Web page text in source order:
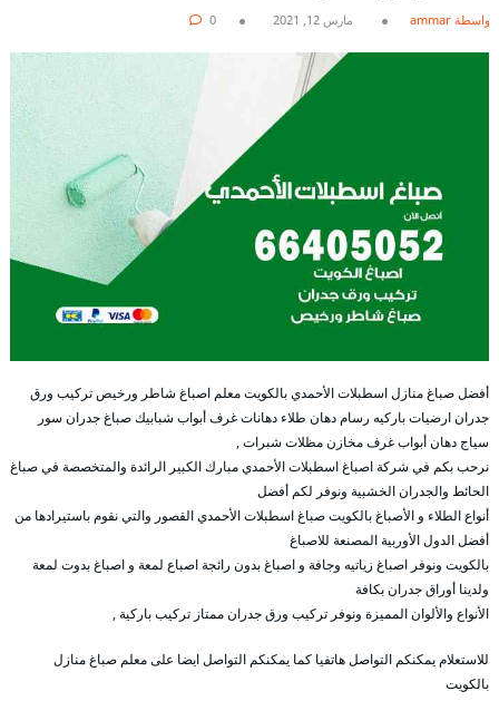
بواسطة ammar مارس 12, 2021 0
أفضل صباغ منازل اسطبلات الأحمدي بالكويت معلم اصباغ شاطر ورخيص تركيب ورق
جدران ارضيات باركيه رسام دهان طلاء دهانات غرف أبواب شبابيك صباغ جدران سور
سياج دهان أبواب غرف مخازن مظلات شبرات ,
نرحب بكم في شركة اصباغ اسطبلات الأحمدي مبارك الكبير الرائدة والمتخصصة في صباغ
الحائط والجدران الخشبية ونوفر لكم أفضل
أنواع الطلاء و الأصباغ بالكويت صباغ اسطبلات الأحمدي القصور والتي نقوم باستيرادها من
أفضل الدول الأوربية المصنعة للاصباغ
بالكويت ونوفر اصباغ زياتيه وجافة و اصباغ بدون رائجة اصباع لمعة و اصباغ بدوت لمعة
ولدينا أوراق جدران بكافة
الأنواع والألوان المميزة ونوفر تركيب ورق جدران ممتاز تركيب باركية ,
للاستعلام يمكنكم التواصل هاتفيا كما يمكنكم التواصل ايضا على معلم صباغ منازل
بالكويت